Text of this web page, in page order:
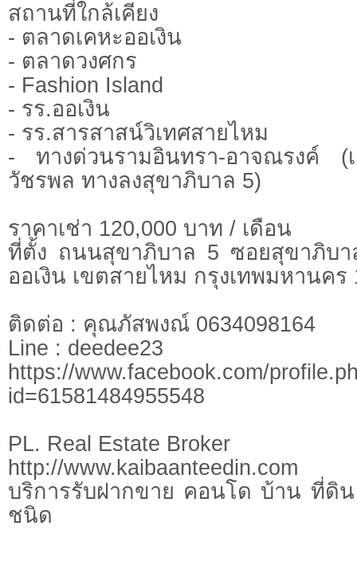
สถานที่ใกล้เคียง
- ตลาดเคหะออเงิน
- ตลาดวงศกร
- Fashion Island
- รร.ออเงิน
- รร.สารสาสน์วิเทศสายไหม
- ทางด่วนรามอินทรา-อาจณรงค์ (
วัชรพล ทางลงสุขาภิบาล 5)
ราคาเช่า 120,000 บาท / เดือน
ที่ตั้ง ถนนสุขาภิบาล 5 ซอยสุขาภิบา
ออเงิน เขตสายไหม กรุงเทพมหานคร
ติดต่อ : คุณภัสพงณ์ 0634098164
Line : deedee23
https://www.facebook.com/
id=61581484955548
PL. Real Estate Broker
http://www.kaibaanteedin.com
บริการรับฝากขาย คอนโด บ้าน ที่ดิ
ชนิด